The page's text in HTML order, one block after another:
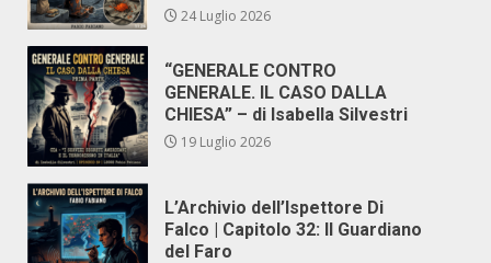
24 Luglio 2026
“GENERALE CONTRO
GENERALE. IL CASO DALLA
CHIESA” – di Isabella Silvestri
19 Luglio 2026
L’Archivio dell’Ispettore Di
Falco | Capitolo 32: Il Guardiano
del Faro